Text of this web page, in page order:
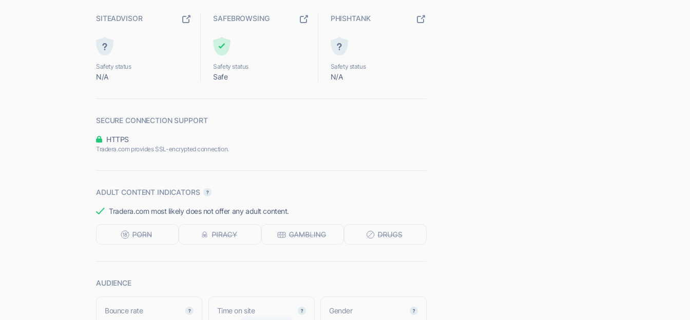
SITEADVISOR
Safety status
N/A
SAFEBROWSING
Safety status
Safe
PHISHTANK
Safety status
N/A
SECURE CONNECTION SUPPORT
HTTPS
Tradera.com provides SSL-encrypted connection.
ADULT CONTENT INDICATORS
Tradera.com most likely does not offer any adult content.
AUDIENCE
Bounce rate Time on site Gender